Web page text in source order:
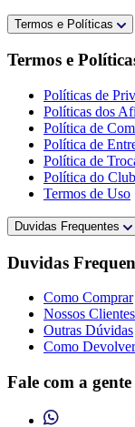
Termos e Políticas
Termos e
Políticas de
Políticas dos
Política de
Política de
Política de
Política do
Termos de Uso
Duvidas Frequentes
Duvidas
Como Comprar
Nossos Clientes
Outras Dúvidas
Como
Fale com a gente